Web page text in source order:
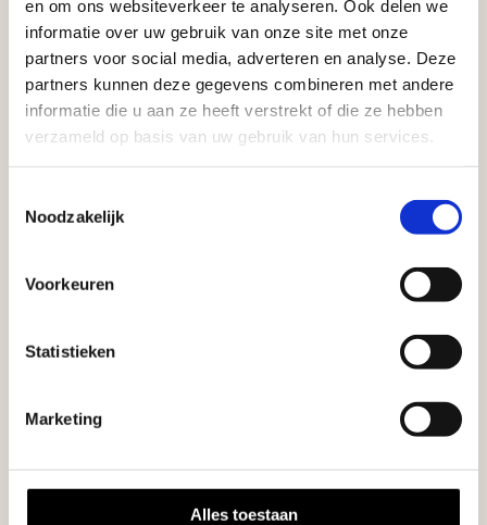
en om ons websiteverkeer te analyseren. Ook delen we
informatie over uw gebruik van onze site met onze
partners voor social media, adverteren en analyse. Deze
partners kunnen deze gegevens combineren met andere
informatie die u aan ze heeft verstrekt of die ze hebben
verzameld op basis van uw gebruik van hun services.
Noodzakelijk
Voorkeuren
Statistieken
Marketing
Alles toestaan
tuin en onze medewerkers adviseren je
Waardenburg en Vego Dordrecht hanteren tijdens
de vakantieperiode aangepaste openingstijden op
zaterdag. Bekijk de vestigingspagina voor de
actuele openingstijden.
maanden dicht is voor al het wegverkeer, is het fijn
Met vier vestigingen en inspirerende showtuinen
tuinproject.